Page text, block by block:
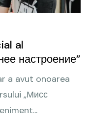
al
настроение”
a avut onoarea
„Мисс